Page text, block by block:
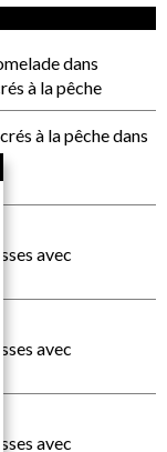
dans
à la pêche
à la pêchedans
avec
avec
avec